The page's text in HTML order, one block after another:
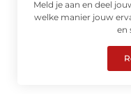
Meld je aan en deel
welke manier jouw
en